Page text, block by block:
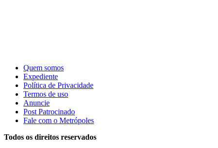
Quem somos
Expediente
Política de Privacidade
Termos de uso
Anuncie
Post Patrocinado
Fale com o Metrópoles
Todos os direitos reservados